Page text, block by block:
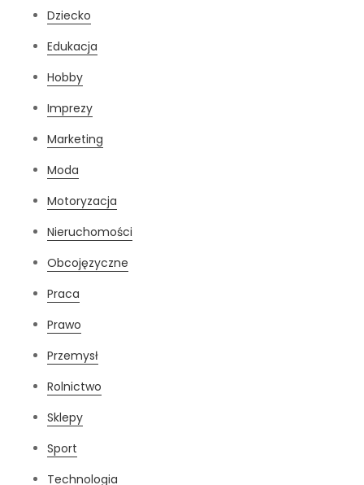
Dziecko
Edukacja
Hobby
Imprezy
Marketing
Moda
Motoryzacja
Nieruchomości
Obcojęzyczne
Praca
Prawo
Przemysł
Rolnictwo
Sklepy
Sport
Technologia